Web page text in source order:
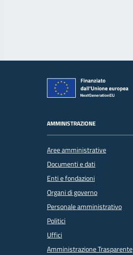
AMMINISTRAZIONE
Aree amministrative
Documenti e dati
Enti e fondazioni
Organi di governo
Personale amministrativo
Politici
Uffici
Amministrazione Trasparente